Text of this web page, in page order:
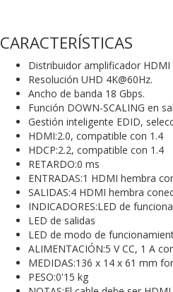
CARACTERÍSTICAS
Distribuidor amplificador HDMI
Resolución UHD 4K@60Hz.
Ancho de banda 18 Gbps.
Función DOWN-SCALING en
Gestión inteligente EDID,
HDMI:2.0, compatible con 1.4
HDCP:2.2, compatible con 1.4
RETARDO:0 ms
ENTRADAS:1 HDMI hembra
SALIDAS:4 HDMI hembra
INDICADORES:LED de
LED de salidas
LED de modo de
ALIMENTACIÓN:5 V CC, 1 A
MEDIDAS:136 x 14 x 61 mm
PESO:0'15 kg